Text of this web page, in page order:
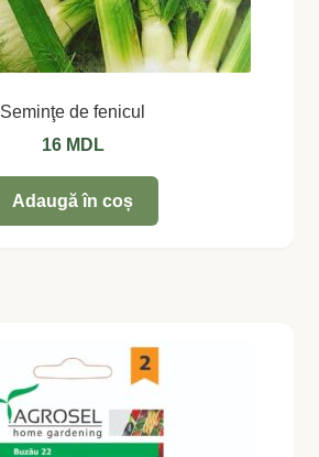
Seminţe de fenicul
16 MDL
Adaugă în coș